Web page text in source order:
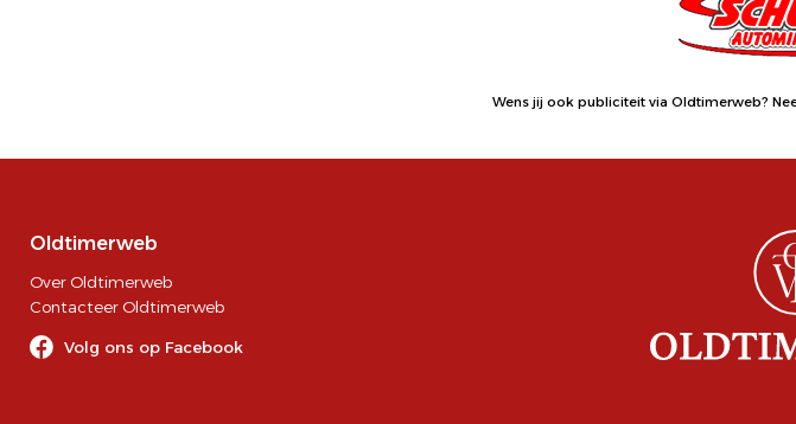
Wens jij ook publiciteit via Oldtimerweb?
Oldtimerweb
Over Oldtimerweb
Contacteer Oldtimerweb
Volg ons op Facebook